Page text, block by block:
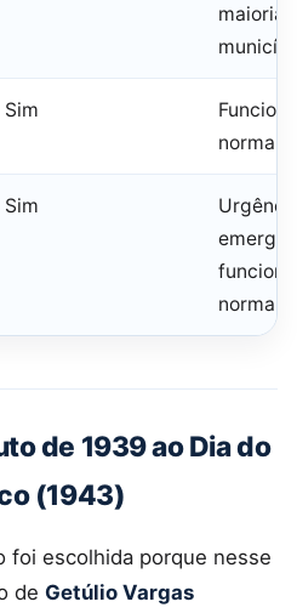
maioria
Sim
Sim
de 1939 ao Dia do
(1943)
foi escolhida porque nesse
de Getúlio Vargas